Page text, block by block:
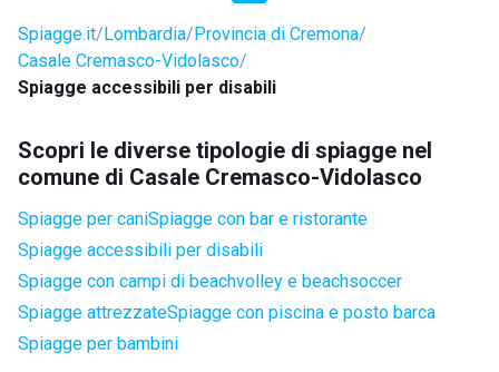
Spiagge.it Lombardia Provincia di Cremona
Casale Cremasco-Vidolasco
Spiagge accessibili per disabili
Scopri le diverse tipologie di spiagge nel
comune di Casale Cremasco-Vidolasco
Spiagge per caniSpiagge con bar e ristorante
Spiagge accessibili per disabili
Spiagge con campi di beachvolley e beachsoccer
Spiagge attrezzateSpiagge con piscina e posto barca
Spiagge per bambini